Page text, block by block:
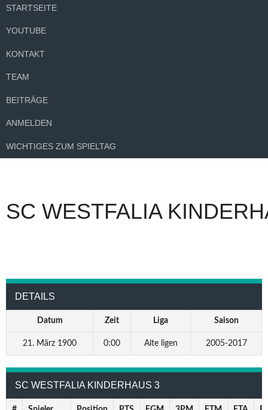
STARTSEITE
YOUTUBE
KONTAKT
TEAM
BEITRÄGE
ANMELDEN
WICHTIGES ZUM SPIELTAG
SC WESTFALIA
DETAILS
Datum Zeit Liga Saison
21. März 1900 0:00 Alte ligen 2005-2017
SC WESTFALIA KINDERHAUS 3